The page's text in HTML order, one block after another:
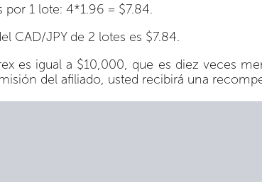
1 lote: 4*1.96 = $7.84.
CAD/JPY de 2 lotes es $7.84.
es igual a $10,000, que es diez veces
del afiliado, usted recibirá una